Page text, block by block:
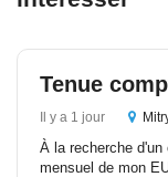
Tenue
Il y a 1 jour
À la recherche
mensuel de mon